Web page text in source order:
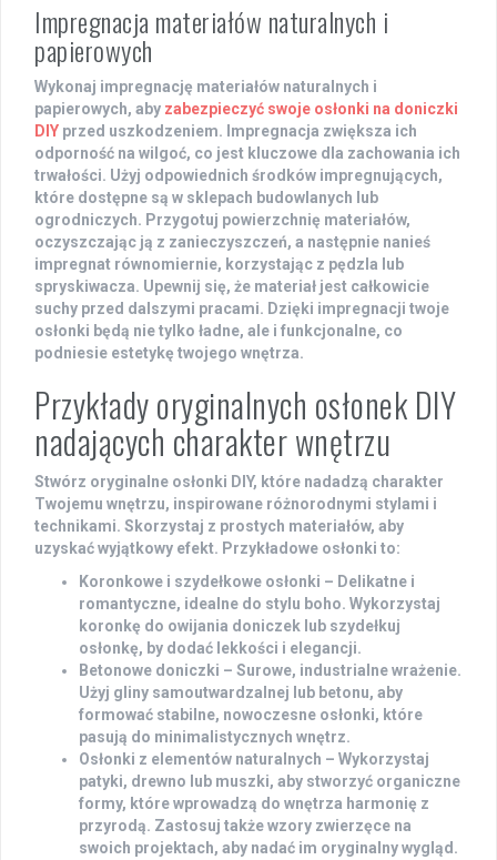
Impregnacja materiałów naturalnych i
papierowych
Wykonaj impregnację materiałów naturalnych i
papierowych, aby zabezpieczyć swoje osłonki na doniczki
DIY przed uszkodzeniem. Impregnacja zwiększa ich
odporność na wilgoć, co jest kluczowe dla zachowania ich
trwałości. Użyj odpowiednich środków impregnujących,
które dostępne są w sklepach budowlanych lub
ogrodniczych. Przygotuj powierzchnię materiałów,
oczyszczając ją z zanieczyszczeń, a następnie nanieś
impregnat równomiernie, korzystając z pędzla lub
spryskiwacza. Upewnij się, że materiał jest całkowicie
suchy przed dalszymi pracami. Dzięki impregnacji twoje
osłonki będą nie tylko ładne, ale i funkcjonalne, co
podniesie estetykę twojego wnętrza.
Przykłady oryginalnych osłonek DIY
nadających charakter wnętrzu
Stwórz oryginalne osłonki DIY, które nadadzą charakter
Twojemu wnętrzu, inspirowane różnorodnymi stylami i
technikami. Skorzystaj z prostych materiałów, aby
uzyskać wyjątkowy efekt. Przykładowe osłonki to:
Koronkowe i szydełkowe osłonki – Delikatne i
romantyczne, idealne do stylu boho. Wykorzystaj
koronkę do owijania doniczek lub szydełkuj
osłonkę, by dodać lekkości i elegancji.
Betonowe doniczki – Surowe, industrialne wrażenie.
Użyj gliny samoutwardzalnej lub betonu, aby
formować stabilne, nowoczesne osłonki, które
pasują do minimalistycznych wnętrz.
Osłonki z elementów naturalnych – Wykorzystaj
patyki, drewno lub muszki, aby stworzyć organiczne
formy, które wprowadzą do wnętrza harmonię z
przyrodą. Zastosuj także wzory zwierzęce na
swoich projektach, aby nadać im oryginalny wygląd.